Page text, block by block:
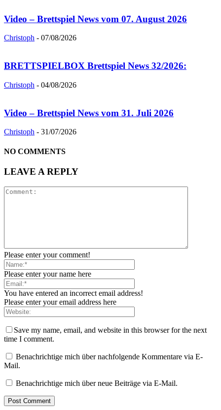
Video – Brettspiel News vom 07. August 2026
Christoph - 07/08/2026
BRETTSPIELBOX Brettspiel News 32/2026:
Christoph - 04/08/2026
Video – Brettspiel News vom 31. Juli 2026
Christoph - 31/07/2026
NO COMMENTS
LEAVE A REPLY
Please enter your comment!
Please enter your name here
You have entered an incorrect email address!
Please enter your email address here
Save my name, email, and website in this browser for the next
time I comment.
Benachrichtige mich über nachfolgende Kommentare via E-
Mail.
Benachrichtige mich über neue Beiträge via E-Mail.